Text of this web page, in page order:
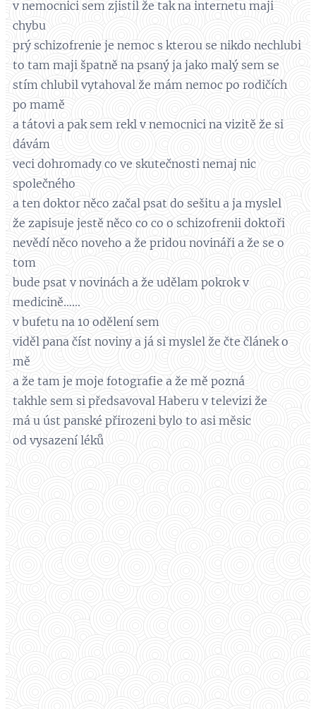
v nemocnici sem zjistil že tak na internetu maji
chybu
prý schizofrenie je nemoc s kterou se nikdo nechlubi
to tam maji špatně na psaný ja jako malý sem se
stím chlubil vytahoval že mám nemoc po rodičích
po mamě
a tátovi a pak sem rekl v nemocnici na vizitě že si
dávám
veci dohromady co ve skutečnosti nemaj nic
společného
a ten doktor něco začal psat do sešitu a ja myslel
že zapisuje jestě něco co co o schizofrenii doktoři
nevědí něco noveho a že pridou novináři a že se o
tom
bude psat v novinách a že udělam pokrok v
medicině......
v bufetu na 10 odělení sem
viděl pana číst noviny a já si myslel že čte článek o
mě
a že tam je moje fotografie a že mě pozná
takhle sem si předsavoval Haberu v televizi že
má u úst panské přirozeni bylo to asi měsic
od vysazení léků